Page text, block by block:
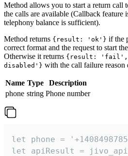
Method allows you to start a return call
the calls are available (Callback feature
telephony balance is sufficient).
Method returns {result: 'ok'} if the
correct format and the request to start
Otherwise it returns {result: 'fail',
disabled'} with the call failure reason
Name Type
Description
phone string Phone number
let phone =
let apiResult =